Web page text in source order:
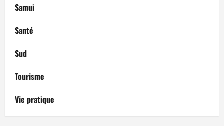
Samui
Santé
Sud
Tourisme
Vie pratique